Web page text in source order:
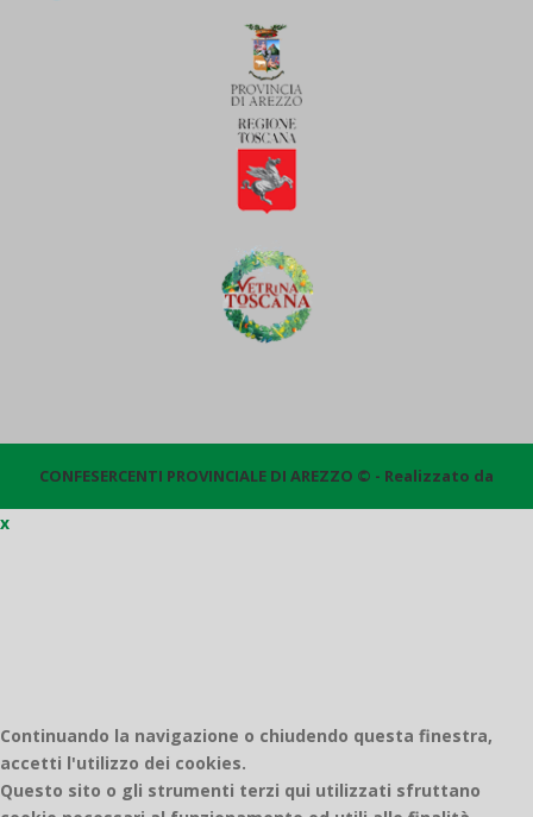
CONFESERCENTI PROVINCIALE DI AREZZO © - Realizzato da
x
Continuando la navigazione o chiudendo questa finestra,
accetti l'utilizzo dei cookies.
Questo sito o gli strumenti terzi qui utilizzati sfruttano